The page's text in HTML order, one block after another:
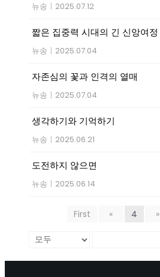
뉴송 | 2025.07.12
짧은 집중력 시대의 긴 신앙여정
뉴송 | 2025.07.04
자존심의 꽃과 인격의 열매
뉴송 | 2025.07.04
생각하기와 기억하기
뉴송 | 2025.06.21
도전하지 않으면
뉴송 | 2025.06.14
First « 4 »